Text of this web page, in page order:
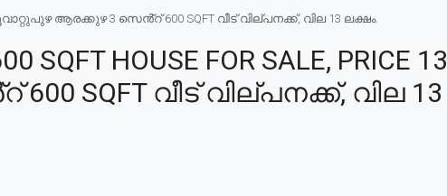
മൂവാറ്റുപുഴ ആരക്കുഴ 3 സെൻ്റ് 600 SQFT വീട് വില്പനക്ക്, വില 13 ലക്ഷം.
SQFT HOUSE FOR SALE, PRICE 13
SQFT വീട് വില്പനക്ക്, വില 13